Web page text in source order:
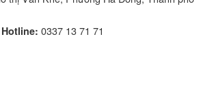
Hotline: 0337 13 71 71